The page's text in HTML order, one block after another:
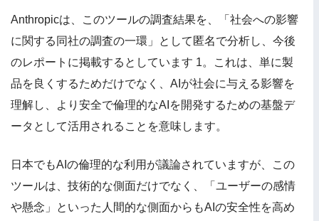
Anthropicは、このツールの調査結果を、「社会への影響
に関する同社の調査の一環」として匿名で分析し、今後
のレポートに掲載するとしています 1。これは、単に製
品を良くするためだけでなく、AIが社会に与える影響を
理解し、より安全で倫理的なAIを開発するための基盤デ
ータとして活用されることを意味します。
日本でもAIの倫理的な利用が議論されていますが、この
ツールは、技術的な側面だけでなく、「ユーザーの感情
や懸念」といった人間的な側面からもAIの安全性を高め